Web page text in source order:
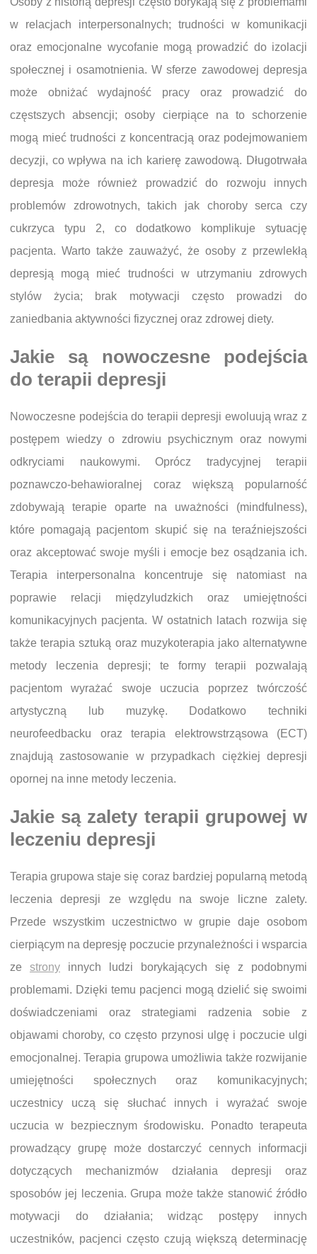
w relacjach interpersonalnych; trudności w komunikacji
oraz emocjonalne wycofanie mogą prowadzić do izolacji
społecznej i osamotnienia. W sferze zawodowej depresja
może obniżać wydajność pracy oraz prowadzić do
częstszych absencji; osoby cierpiące na to schorzenie
mogą mieć trudności z koncentracją oraz podejmowaniem
decyzji, co wpływa na ich karierę zawodową. Długotrwała
depresja może również prowadzić do rozwoju innych
problemów zdrowotnych, takich jak choroby serca czy
cukrzyca typu 2, co dodatkowo komplikuje sytuację
pacjenta. Warto także zauważyć, że osoby z przewlekłą
depresją mogą mieć trudności w utrzymaniu zdrowych
stylów życia; brak motywacji często prowadzi do
zaniedbania aktywności fizycznej oraz zdrowej diety.
Jakie są nowoczesne podejścia
do terapii depresji
Nowoczesne podejścia do terapii depresji ewoluują wraz z
postępem wiedzy o zdrowiu psychicznym oraz nowymi
odkryciami naukowymi. Oprócz tradycyjnej terapii
poznawczo-behawioralnej coraz większą popularność
zdobywają terapie oparte na uważności (mindfulness),
które pomagają pacjentom skupić się na teraźniejszości
oraz akceptować swoje myśli i emocje bez osądzania ich.
Terapia interpersonalna koncentruje się natomiast na
poprawie relacji międzyludzkich oraz umiejętności
komunikacyjnych pacjenta. W ostatnich latach rozwija się
także terapia sztuką oraz muzykoterapia jako alternatywne
metody leczenia depresji; te formy terapii pozwalają
pacjentom wyrażać swoje uczucia poprzez twórczość
artystyczną lub muzykę. Dodatkowo techniki
neurofeedbacku oraz terapia elektrowstrząsowa (ECT)
znajdują zastosowanie w przypadkach ciężkiej depresji
opornej na inne metody leczenia.
Jakie są zalety terapii grupowej w
leczeniu depresji
Terapia grupowa staje się coraz bardziej popularną metodą
leczenia depresji ze względu na swoje liczne zalety.
Przede wszystkim uczestnictwo w grupie daje osobom
cierpiącym na depresję poczucie przynależności i wsparcia
ze strony innych ludzi borykających się z podobnymi
problemami. Dzięki temu pacjenci mogą dzielić się swoimi
doświadczeniami oraz strategiami radzenia sobie z
objawami choroby, co często przynosi ulgę i poczucie ulgi
emocjonalnej. Terapia grupowa umożliwia także rozwijanie
umiejętności społecznych oraz komunikacyjnych;
uczestnicy uczą się słuchać innych i wyrażać swoje
uczucia w bezpiecznym środowisku. Ponadto terapeuta
prowadzący grupę może dostarczyć cennych informacji
dotyczących mechanizmów działania depresji oraz
sposobów jej leczenia. Grupa może także stanowić źródło
motywacji do działania; widząc postępy innych
uczestników, pacjenci często czują większą determinację